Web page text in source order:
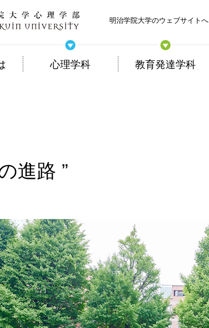
心理学科 教育発達学科
明治学院大学のウェブサイトへ
進路